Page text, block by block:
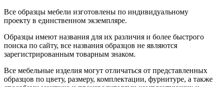
Все образцы мебели изготовлены по индивидуальному
проекту в единственном экземпляре.
Образцы имеют названия для их различия и более быстрого
поиска по сайту, все названия образцов не являются
зарегистрированным товарным знаком.
Все мебельные изделия могут отличаться от представленных
образцов по цвету, размеру, комплектации, фурнитуре, а также